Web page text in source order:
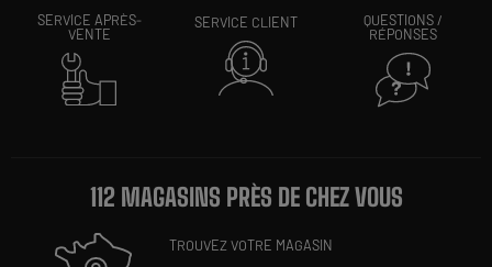
SERVICE APRÈS-
VENTE
SERVICE CLIENT
QUESTIONS /
RÉPONSES
112 MAGASINS PRÈS DE CHEZ VOUS
TROUVEZ VOTRE MAGASIN